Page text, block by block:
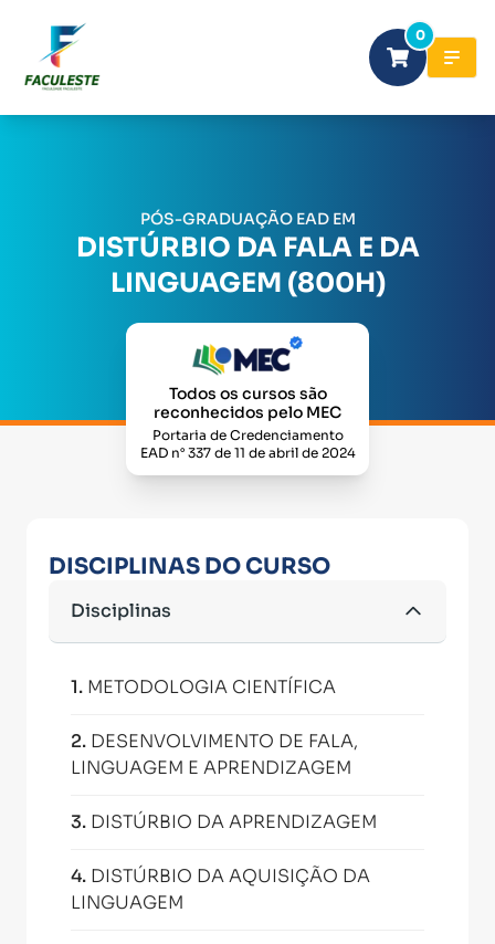
0
PÓS-GRADUAÇÃO EAD EM
DISTÚRBIO DA FALA E DA
LINGUAGEM (800H)
Todos os cursos são
reconhecidos pelo MEC
Portaria de Credenciamento
EAD n° 337 de 11 de abril de 2024
DISCIPLINAS DO CURSO
Disciplinas
1. METODOLOGIA CIENTÍFICA
2. DESENVOLVIMENTO DE FALA,
LINGUAGEM E APRENDIZAGEM
3. DISTÚRBIO DA APRENDIZAGEM
4. DISTÚRBIO DA AQUISIÇÃO DA
LINGUAGEM